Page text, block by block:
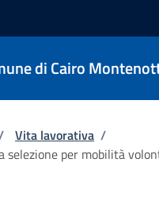
di Cairo
pane
Vita lavorativa /
selezione per mobilità